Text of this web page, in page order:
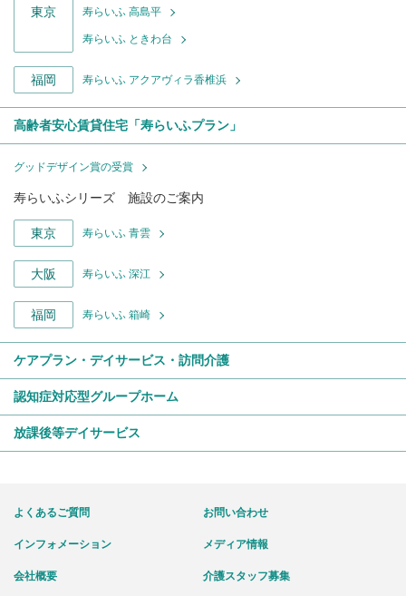
東京 寿らいふ 高島平
寿らいふ ときわ台
福岡 寿らいふ アクアヴィラ香椎浜
高齢者安心賃貸住宅「寿らいふプラン」
グッドデザイン賞の受賞
寿らいふシリーズ 施設のご案内
東京 寿らいふ 青雲
大阪 寿らいふ 深江
福岡 寿らいふ 箱崎
ケアプラン・デイサービス・訪問介護
認知症対応型グループホーム
放課後等デイサービス
よくあるご質問 お問い合わせ
インフォメーション メディア情報
会社概要 介護スタッフ募集